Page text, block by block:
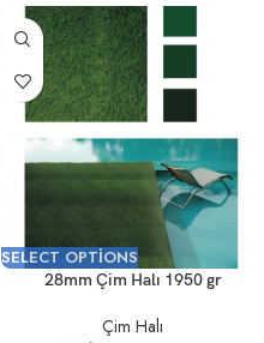
SELECT OPTIONS
28mm Çim Halı 1950 gr
Çim Halı